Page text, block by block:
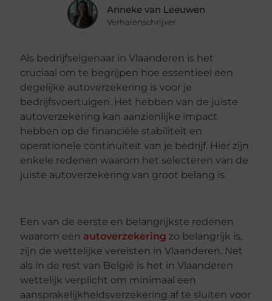
Anneke van Leeuwen
Verhalenschrijver
Als bedrijfseigenaar in Vlaanderen is het
cruciaal om te begrijpen hoe essentieel een
degelijke autoverzekering is voor je
bedrijfsvoertuigen. Het hebben van de juiste
autoverzekering kan aanzienlijke impact
hebben op de financiële stabiliteit en
operationele continuïteit van je bedrijf. Hier zijn
enkele redenen waarom het selecteren van de
juiste autoverzekering van groot belang is.
Een van de eerste en belangrijkste redenen
waarom een autoverzekering zo belangrijk is,
zijn de wettelijke vereisten in Vlaanderen. Net
als in de rest van België is het in Vlaanderen
wettelijk verplicht om minimaal een
aansprakelijkheidsverzekering af te sluiten voor